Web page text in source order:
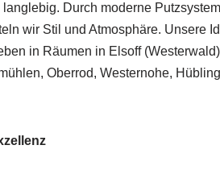
Durch moderne
wir Stil und Atmosphäre. Unsere
in Räumen in Elsoff
Oberrod, Westernohe,